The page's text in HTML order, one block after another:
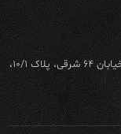
تهران، خیابان سیدجمال الدین اسدآبادی(یوسف آباد)، خیابان ۶۴ شرقی، پلاک ۱۰/۱،